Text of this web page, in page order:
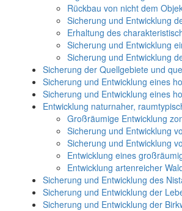
Rückbau von nicht dem
Sicherung und Entwicklung
Erhaltung des
Sicherung und Entwicklung
Sicherung und Entwicklung
Sicherung der Quellgebiete und
Sicherung und Entwicklung eines
Sicherung und Entwicklung eines
Entwicklung naturnaher,
Großräumige Entwicklung
Sicherung und Entwicklung
Sicherung und Entwicklung
Entwicklung eines
Entwicklung artenreicher
Sicherung und Entwicklung des
Sicherung und Entwicklung der
Sicherung und Entwicklung der